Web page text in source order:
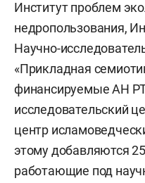
Институт проблем
недропользования,
Научно-
«Прикладная
финансируемые АН
исследовательский
центр
этому добавляются
работающие под